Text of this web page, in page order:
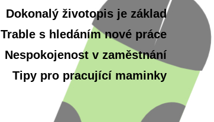
Dokonalý životopis je základ
Trable s hledáním nové práce
Nespokojenost v zaměstnání
Tipy pro pracující maminky